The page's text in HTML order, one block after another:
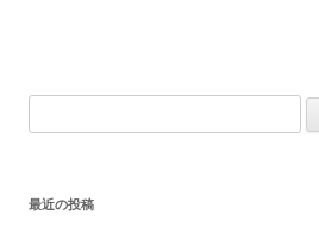
索:
最近の投稿